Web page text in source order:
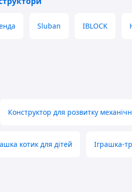
Sluban IBLOCK
Конструктор для розвитку
котик для дітей Іграшка-